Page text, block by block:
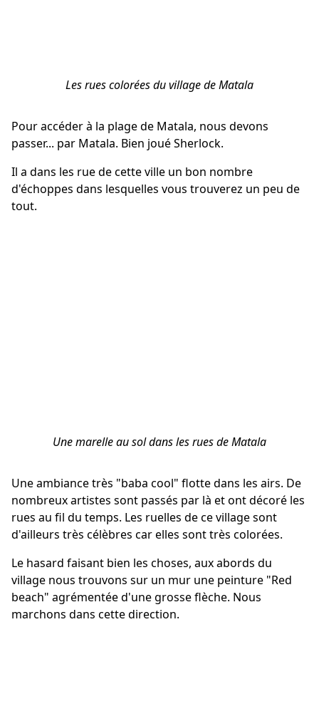
Les rues colorées du village de Matala
Pour accéder à la plage de Matala, nous devons
passer... par Matala. Bien joué Sherlock.
Il a dans les rue de cette ville un bon nombre
d'échoppes dans lesquelles vous trouverez un peu de
tout.
Une marelle au sol dans les rues de Matala
Une ambiance très "baba cool" flotte dans les airs. De
nombreux artistes sont passés par là et ont décoré les
rues au fil du temps. Les ruelles de ce village sont
d'ailleurs très célèbres car elles sont très colorées.
Le hasard faisant bien les choses, aux abords du
village nous trouvons sur un mur une peinture "Red
beach" agrémentée d'une grosse flèche. Nous
marchons dans cette direction.